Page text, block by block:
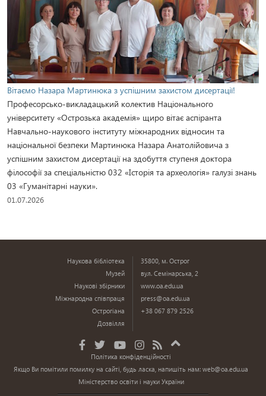
Вітаємо Назара Мартинюка з успішним захистом дисертації!
Професорсько-викладацький колектив Національного
університету «Острозька академія» щиро вітає аспіранта
Навчально-наукового інституту міжнародних відносин та
національної безпеки Мартинюка Назара Анатолійовича з
успішним захистом дисертації на здобуття ступеня доктора
філософії за спеціальністю 032 «Історія та археологія» галузі знань
03 «Гуманітарні науки».
01.07.2026
Наукова бібліотека
Музей
Наукові збірники
Міжнародна співпраця
Острогіана
Дозвілля
35800, м. Острог
вул. Семінарська, 2
www.oa.edu.ua
press@oa.edu.ua
+38 067 879 2526
Політика конфіденційності
Якщо Ви помітили помилку на сайті, будь ласка, напишіть нам:web@oa.edu.ua
Міністерство освіти і науки України